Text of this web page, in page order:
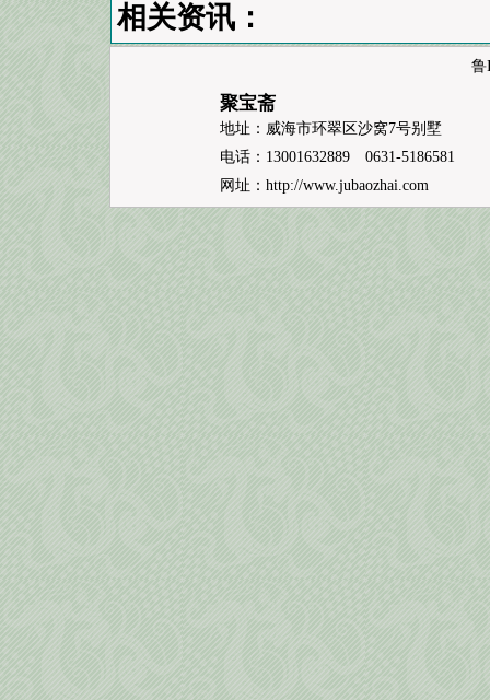
相关资讯：
鲁
聚宝斋
地址：威海市环翠区沙窝7号别墅
电话：13001632889 0631-5186581
网址： http://www.jubaozhai.com